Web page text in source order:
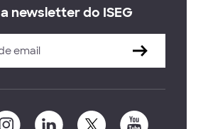
newsletter do ISEG